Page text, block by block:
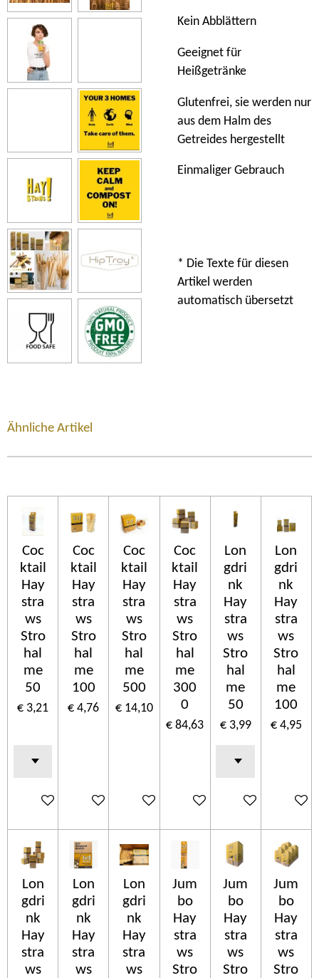
Kein Abblättern
Geeignet für
Heißgetränke
Glutenfrei, sie werden nur
aus dem Halm des
Getreides hergestellt
Einmaliger Gebrauch
* Die Texte für diesen
Artikel werden
automatisch übersetzt
Ähnliche Artikel
Coc
ktail
Hay
stra
ws
Stro
hal
me
50
€ 3,21
In winkelwagen
Coc
ktail
Hay
stra
ws
Stro
hal
me
100
€ 4,76
In winkelwagen
Coc
ktail
Hay
stra
ws
Stro
hal
me
500
€ 14,10
In winkelwagen
Coc
ktail
Hay
stra
ws
Stro
hal
me
300
0
€ 84,63
In winkelwagen
Lon
gdri
nk
Hay
stra
ws
Stro
hal
me
50
€ 3,99
In winkelwagen
Lon
gdri
nk
Hay
stra
ws
Stro
hal
me
100
€ 4,95
In
Lon
gdri
nk
Hay
stra
ws
Lon
gdri
nk
Hay
stra
ws
Lon
gdri
nk
Hay
stra
ws
Jum
bo
Hay
stra
ws
Stro
Jum
bo
Hay
stra
ws
Stro
Jum
bo
Hay
stra
ws
Stro